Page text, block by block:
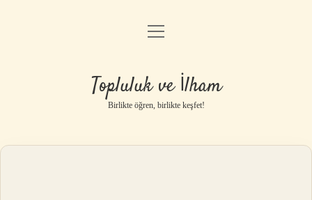
Anasayfa
Gizlilik Politikası
Yasal Uyarı
menüyü
Topluluk ve İlham
Birlikte öğren, birlikte keşfet!